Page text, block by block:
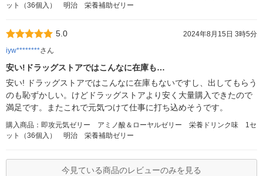
ット（36個入） 明治 栄養補助ゼリー
5.0
2024年8月15日 3時5分
iyw********さん
安い!ドラッグストアではこんなに在庫も…
安い! ドラッグストアではこんなに在庫もないですし、出してもらう
のも恥ずかしい。けどドラッグストアより安く大量購入できたので
満足です。またこれで元気つけて仕事に打ち込めそうです。
購入商品：即攻元気ゼリー アミノ酸＆ローヤルゼリー 栄養ドリンク味 1セ
ット（36個入） 明治 栄養補助ゼリー
今見ている商品のレビューのみを見る